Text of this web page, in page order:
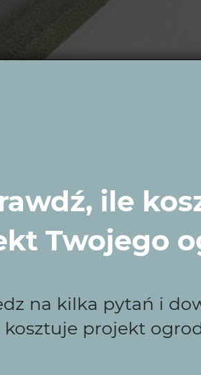
ile
Twojego
na kilka pytań i
kosztuje projekt